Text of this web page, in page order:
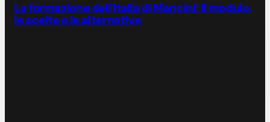
La formazione dell'Italia di Mancini: il modulo,
le scelte e le alternative